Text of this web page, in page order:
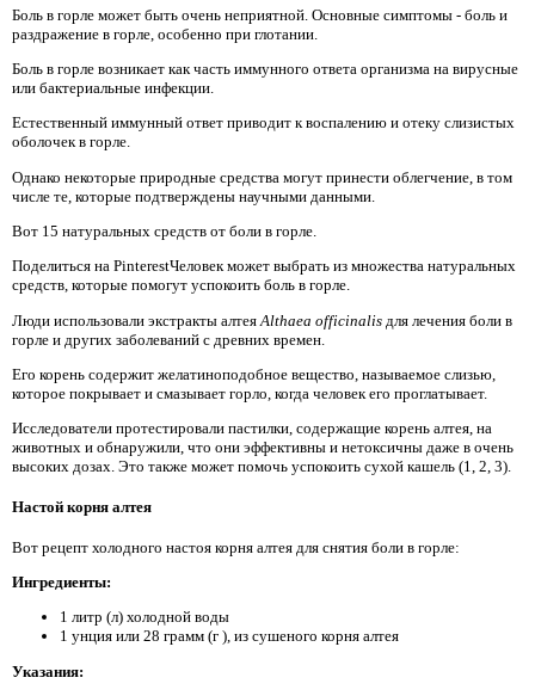
Боль в горле может быть очень неприятной. Основные симптомы - боль и
раздражение в горле, особенно при глотании.
Боль в горле возникает как часть иммунного ответа организма на вирусные
или бактериальные инфекции.
Естественный иммунный ответ приводит к воспалению и отеку слизистых
оболочек в горле.
Однако некоторые природные средства могут принести облегчение, в том
числе те, которые подтверждены научными данными.
Вот 15 натуральных средств от боли в горле.
Поделиться на PinterestЧеловек может выбрать из множества натуральных
средств, которые помогут успокоить боль в горле.
Люди использовали экстракты алтея Althaea officinalis для лечения боли в
горле и других заболеваний с древних времен.
Его корень содержит желатиноподобное вещество, называемое слизью,
которое покрывает и смазывает горло, когда человек его проглатывает.
Исследователи протестировали пастилки, содержащие корень алтея, на
животных и обнаружили, что они эффективны и нетоксичны даже в очень
высоких дозах. Это также может помочь успокоить сухой кашель (1, 2, 3).
Настой корня алтея
Вот рецепт холодного настоя корня алтея для снятия боли в горле:
Ингредиенты:
1 литр (л) холодной воды
1 унция или 28 грамм (г ), из сушеного корня алтея
Указания: